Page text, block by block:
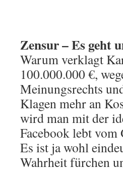
Zensur – Es geht
Warum verklagt
100.000.000 €,
Meinungsrechts
Klagen mehr an
wird man mit der
Facebook lebt
Es ist ja wohl
Wahrheit fürchen